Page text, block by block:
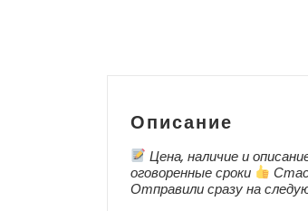
Описание
Цена, наличие и
оговоренные сроки
Отправили сразу на